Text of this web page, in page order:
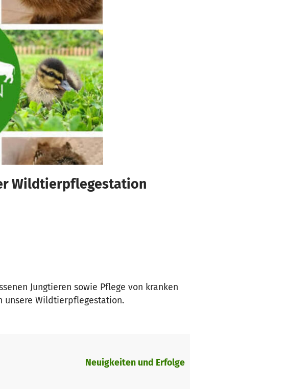
Wildtierpflegestation
Jungtieren sowie Pflege von kranken
unsere Wildtierpflegestation.
Neuigkeiten und Erfolge